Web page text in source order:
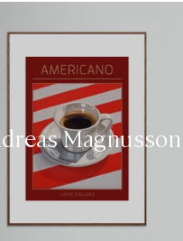
Magnusson